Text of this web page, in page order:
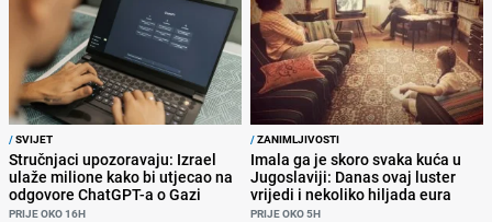
/SVIJET
Stručnjaci upozoravaju: Izrael
ulaže milione kako bi utjecao na
odgovore ChatGPT-a o Gazi
PRIJE OKO 16H
/ZANIMLJIVOSTI
Imala ga je skoro svaka kuća u
Jugoslaviji: Danas ovaj luster
vrijedi i nekoliko hiljada eura
PRIJE OKO 5H